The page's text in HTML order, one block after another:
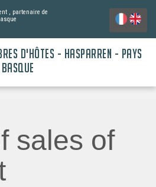
, partenaire de
D'HÔTES - HASPARREN - PAYS
BASQUE
sales of